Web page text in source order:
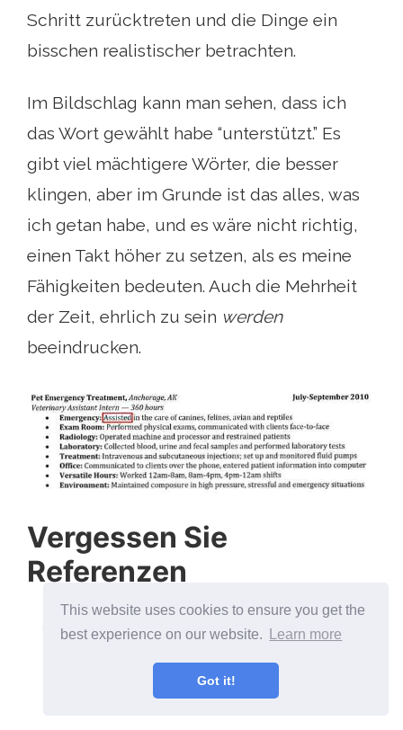
This website uses cookies to ensure you get the
best experience on our website.
Learn more
Got it!
Schritt zurücktreten und die Dinge ein
bisschen realistischer betrachten.
Im Bildschlag kann man sehen, dass ich
das Wort gewählt habe “unterstützt.” Es
gibt viel mächtigere Wörter, die besser
klingen, aber im Grunde ist das alles, was
ich getan habe, und es wäre nicht richtig,
einen Takt höher zu setzen, als es meine
Fähigkeiten bedeuten. Auch die Mehrheit
der Zeit, ehrlich zu sein werden
beeindrucken.
Vergessen Sie
Referenzen